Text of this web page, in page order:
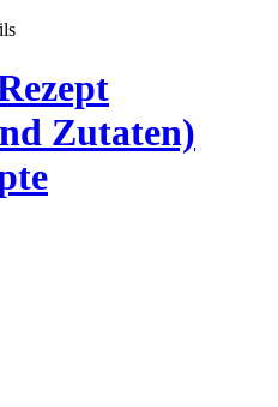
Zutaten)